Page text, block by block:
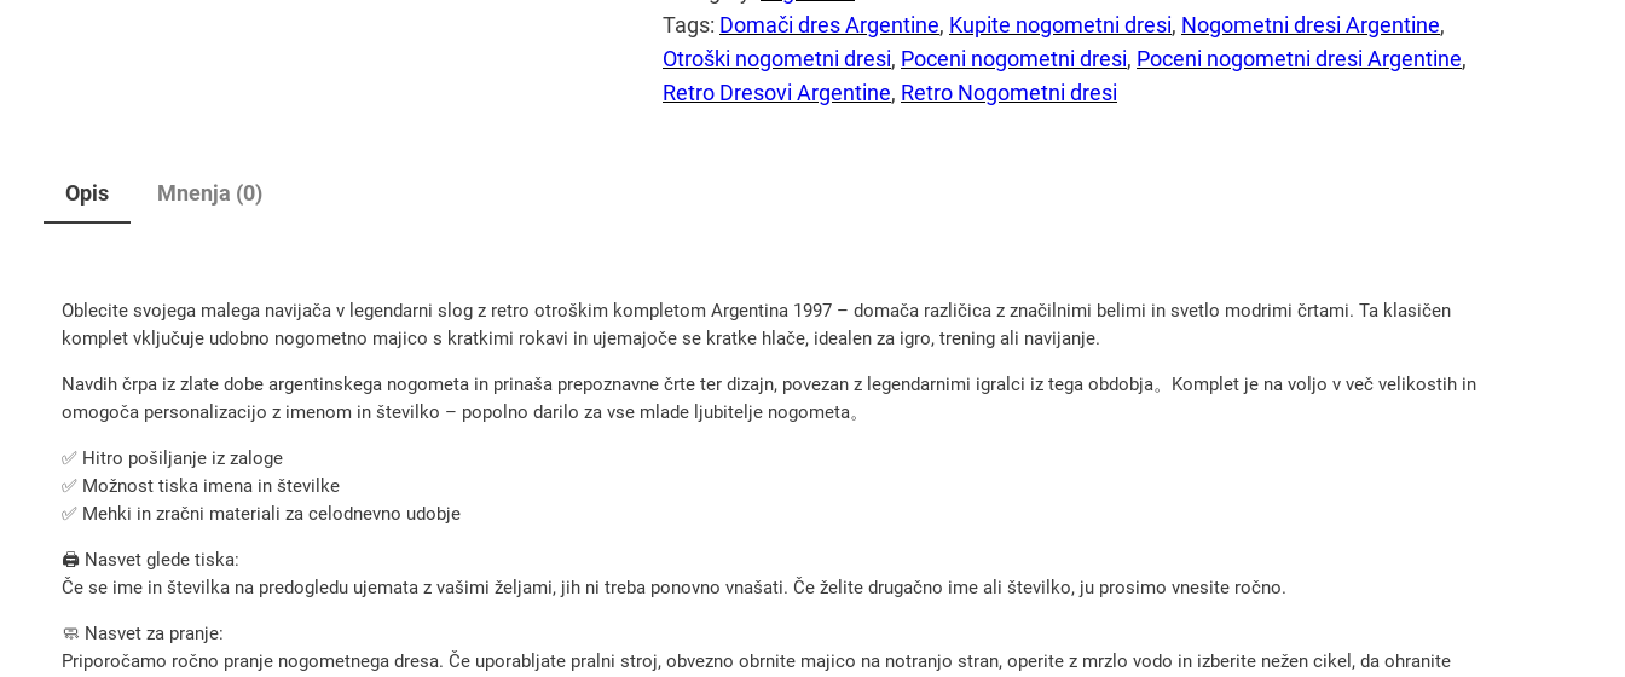
š
k
i
e
t
i
A
g
Tags: Domači dres Argentine, Kupite nogometni dresi, Nogometni dresi Argentine
Otroški nogometni dresi, Poceni nogometni dresi, Poceni nogometni dresi Argentine
Retro Dresovi Argentine, Retro Nogometni dresi
Opis Mnenja (0)
Oblecite svojega malega navijača v legendarni slog z retro otroškim kompletom Argentina 1997 – domača različica z značilnimi belimi in svetlo modrimi črtami. Ta klasičen
komplet vključuje udobno nogometno majico s kratkimi rokavi in ujemajoče se kratke hlače, idealen za igro, trening ali navijanje.
Navdih črpa iz zlate dobe argentinskega nogometa in prinaša prepoznavne črte ter dizajn, povezan z legendarnimi igralci iz tega obdobja。Komplet je na voljo v več velikostih in
omogoča personalizacijo z imenom in številko – popolno darilo za vse mlade ljubitelje nogometa。
✅ Hitro pošiljanje iz zaloge
✅ Možnost tiska imena in številke
✅ Mehki in zračni materiali za celodnevno udobje
🖨️ Nasvet glede tiska:
Če se ime in številka na predogledu ujemata z vašimi željami, jih ni treba ponovno vnašati. Če želite drugačno ime ali številko, ju prosimo vnesite ročno.
🧼 Nasvet za pranje:
Priporočamo ročno pranje nogometnega dresa. Če uporabljate pralni stroj, obvezno obrnite majico na notranjo stran, operite z mrzlo vodo in izberite nežen cikel, da ohranite